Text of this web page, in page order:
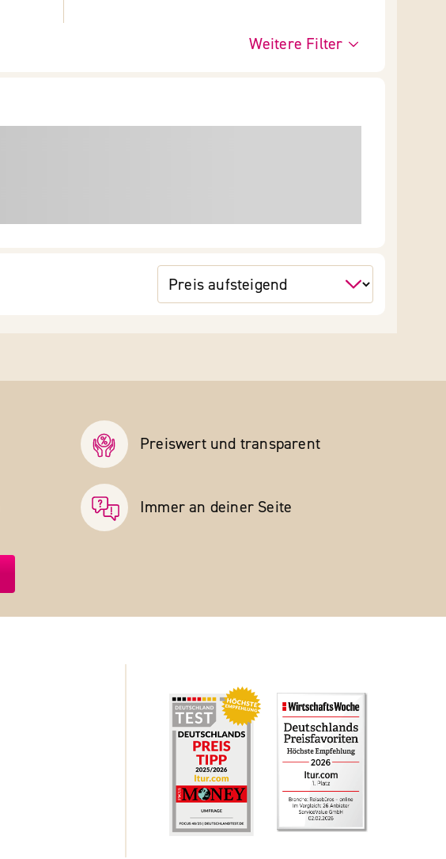
Weitere Filter
Preiswert und transparent
Immer an deiner Seite